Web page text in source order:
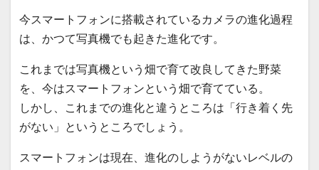
今スマートフォンに搭載されているカメラの進化過程
は、かつて写真機でも起きた進化です。
これまでは写真機という畑で育て改良してきた野菜
を、今はスマートフォンという畑で育てている。
しかし、これまでの進化と違うところは「行き着く先
がない」というところでしょう。
スマートフォンは現在、進化のしようがないレベルの